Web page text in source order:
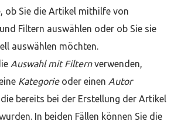
ob Sie die Artikel mithilfe von
Filtern auswählen oder ob Sie sie
auswählen möchten.
Auswahl mit Filternverwenden,
Kategorieoder einen Autor
bereits bei der Erstellung der Artikel
In beiden Fällen können Sie die